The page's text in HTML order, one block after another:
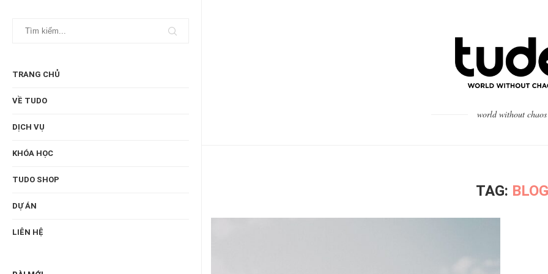
TRANG CHỦ
VỀ TUDO
DỊCH VỤ
KHÓA HỌC
TUDO SHOP
DỰ ÁN
LIÊN HỆ
world without chaos
TAG: BLOG